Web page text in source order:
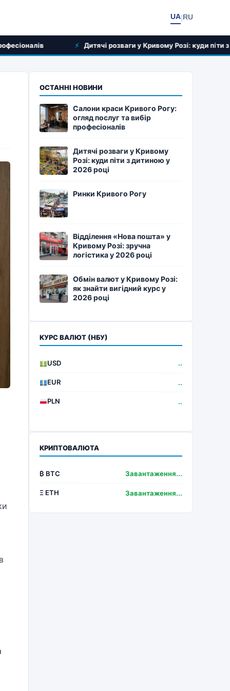
UA|RU
Дитячі розваги у Кривому Розі: куди піти з дитиною
ОСТАННІ НОВИНИ
Салони краси Кривого Рогу:
огляд послуг та вибір
професіоналів
Дитячі розваги у Кривому
Розі: куди піти з дитиною у
2026 році
Ринки Кривого Рогу
Відділення «Нова пошта» у
Кривому Розі: зручна
логістика у 2026 році
Обмін валют у Кривому Розі:
як знайти вигідний курс у
2026 році
КУРС ВАЛЮТ (НБУ)
USD ..
EUR ..
PLN ..
КРИПТОВАЛЮТА
₿ BTC Завантаження...
Ξ ETH Завантаження...